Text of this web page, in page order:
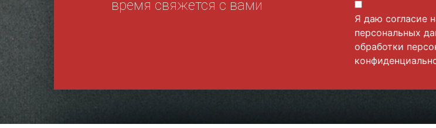
время свяжется с вами
Я даю согласие
персональных
обработки